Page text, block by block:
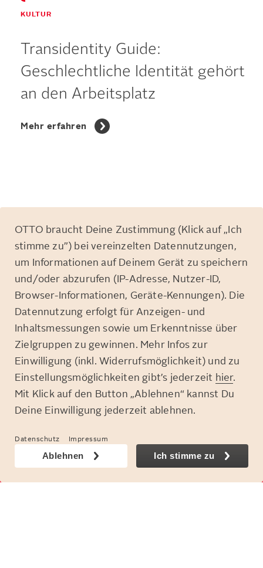
KULTUR
Transidentity Guide:
Geschlechtliche Identität gehört
an den Arbeitsplatz
Mehr erfahren
OTTO braucht Deine Zustimmung (Klick auf „Ich
stimme zu”) bei vereinzelten Datennutzungen,
um Informationen auf Deinem Gerät zu speichern
und/oder abzurufen (IP-Adresse, Nutzer-ID,
Browser-Informationen, Geräte-Kennungen). Die
Datennutzung erfolgt für Anzeigen- und
Inhaltsmessungen sowie um Erkenntnisse über
Zielgruppen zu gewinnen. Mehr Infos zur
Einwilligung (inkl. Widerrufsmöglichkeit) und zu
Einstellungsmöglichkeiten gibt’s jederzeit hier.
Mit Klick auf den Button „Ablehnen“ kannst Du
Deine Einwilligung jederzeit ablehnen.
Datenschutz Impressum
Ablehnen Ich stimme zu